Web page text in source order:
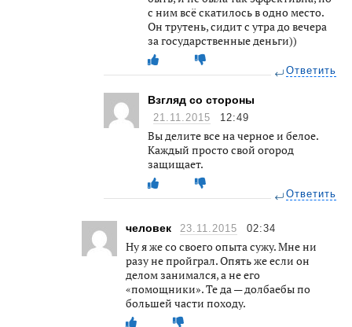
с ним всё скатилось в одно место.
Он трутень, сидит с утра до вечера
за государственные деньги))
Ответить
Взгляд со стороны
21.11.2015 12:49
Вы делите все на черное и белое.
Каждый просто свой огород
защищает.
Ответить
человек 23.11.2015 02:34
Ну я же со своего опыта сужу. Мне ни
разу не пройграл. Опять же если он
делом занимался, а не его
«помощники». Те да — долбаебы по
большей части походу.